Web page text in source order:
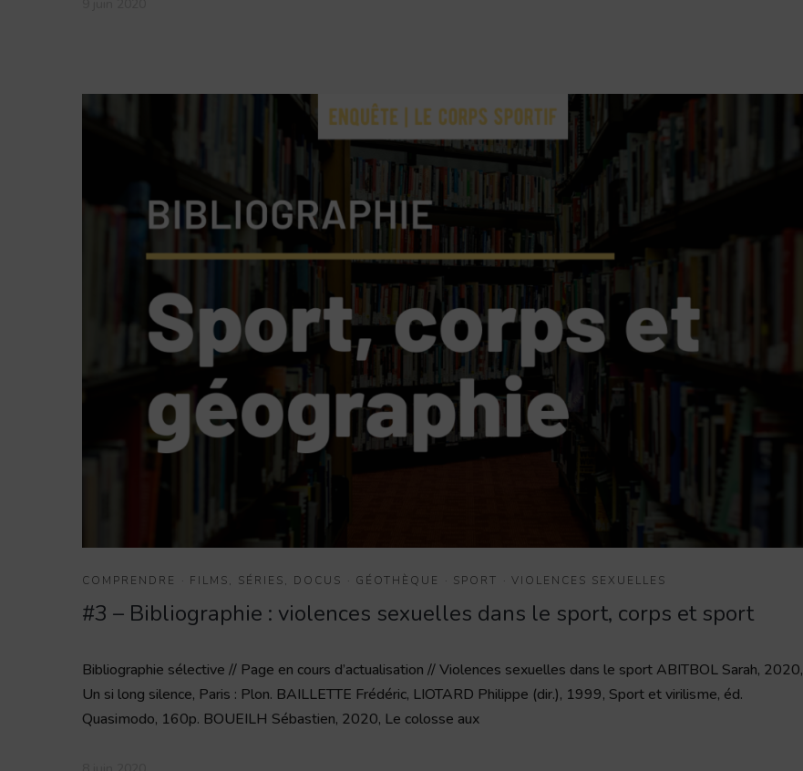
COMPRENDRE · FILMS, SÉRIES, DOCUS · GÉOTHÈQUE · SPORT · VIOLENCES SEXUELLES
#3 – Bibliographie : violences sexuelles dans le sport, corps et sport
Bibliographie sélective // Page en cours d’actualisation // Violences sexuelles dans le sport ABITBOL Sarah, 2020,
Un si long silence, Paris : Plon. BAILLETTE Frédéric, LIOTARD Philippe (dir.), 1999, Sport et virilisme, éd.
Quasimodo, 160p. BOUEILH Sébastien, 2020, Le colosse aux